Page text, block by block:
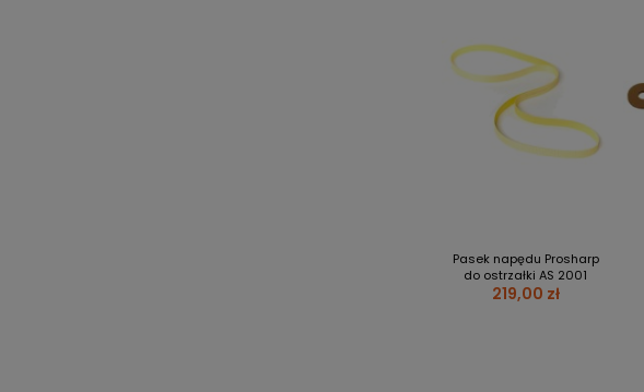
Pasek napędu Prosharp
do ostrzałki AS 2001
219,00 zł